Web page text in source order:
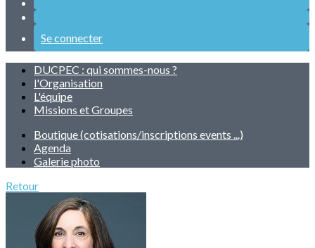
Se connecter
DUCPEC : qui sommes-nous ?
l'Organisation
L'équipe
Missions et Groupes
Boutique (cotisations/inscriptions events ...)
Agenda
Galerie photo
Retour